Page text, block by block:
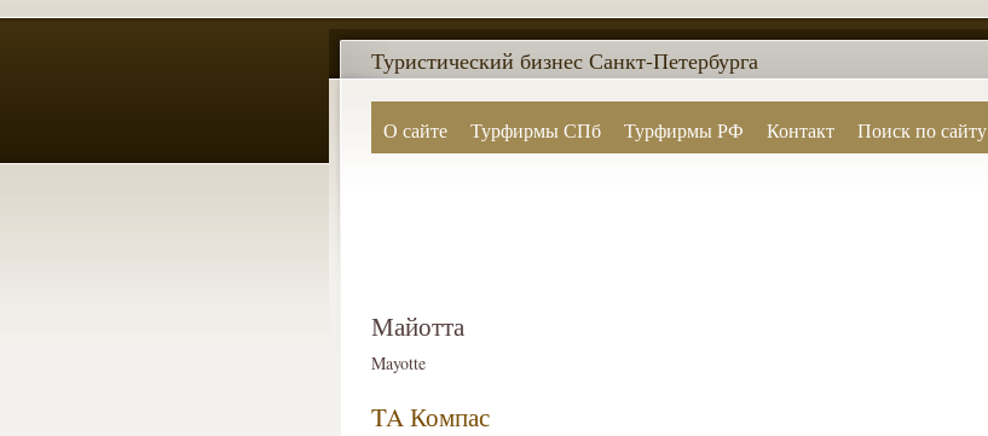
О сайте Турфирмы СПб Турфирмы РФ Контакт Поиск по сайту
Туристический бизнес Санкт-Петербурга
Майотта
Mayotte
TA Компас